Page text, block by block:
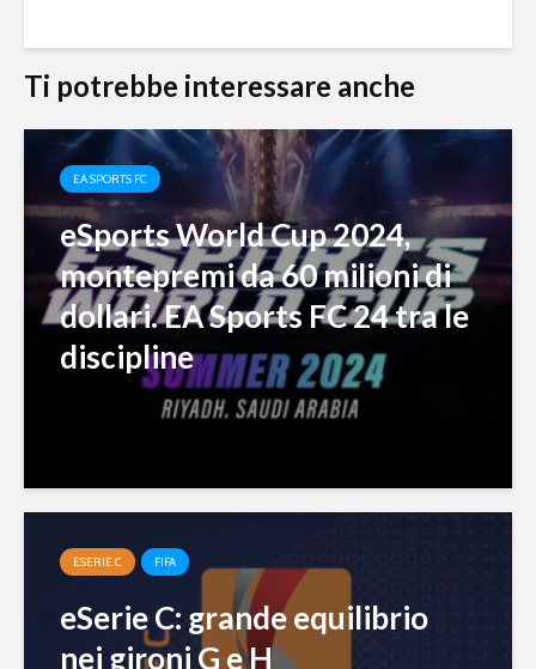
Ti potrebbe interessare anche
EA SPORTS FC
eSports World Cup 2024,
montepremi da 60 milioni di
dollari. EA Sports FC 24 tra le
discipline
ESERIE C FIFA
eSerie C: grande equilibrio
nei gironi G e H